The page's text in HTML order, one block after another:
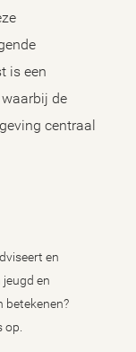
is een
de
centraal
en
en
betekenen?